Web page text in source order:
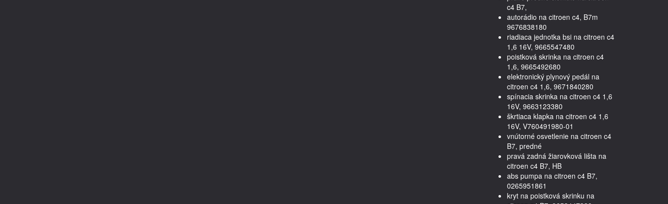
c4 B7,
autorádio na citroen c4, B7m
9676838180
riadiaca jednotka bsi na citroen c4
1,6 16V, 9665547480
poistková skrinka na citroen c4
1,6, 9665492680
elektronický plynový pedál na
citroen c4 1,6, 9671840280
spínacia skrinka na citroen c4 1,6
16V, 9663123380
škrtiaca klapka na citroen c4 1,6
16V, V760491980-01
vnútorné osvetlenie na citroen c4
B7, predné
pravá zadná žiarovková lišta na
citroen c4 B7, HB
abs pumpa na citroen c4 B7,
0265951861
kryt na poistková skrinku na